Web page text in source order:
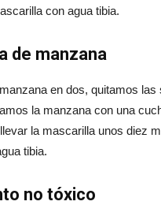
con agua tibia.
de manzana
en dos, quitamos las
la manzana con una
la mascarilla unos diez
tibia.
no tóxico